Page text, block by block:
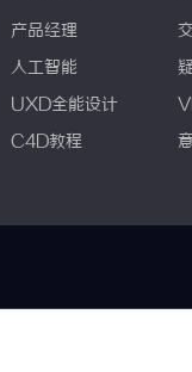
产品经理
人工智能
UXD全能设计
C4D教程